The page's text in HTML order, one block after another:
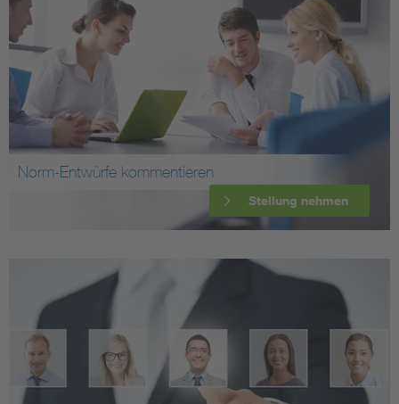
Norm-Entwürfe kommentieren
Stellung nehmen